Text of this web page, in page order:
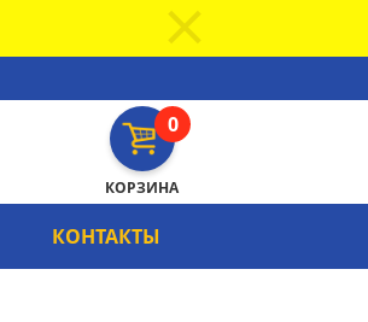
0
КОРЗИНА
КОНТАКТЫ